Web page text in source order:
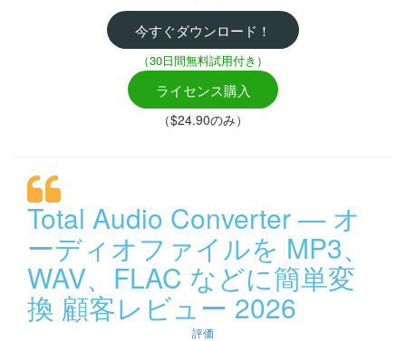
今すぐダウンロード！
（30日間無料試用付き）
ライセンス購入
（$24.90のみ）
Total Audio Converter — オ
ーディオファイルを MP3、
WAV、FLAC などに簡単変
換 顧客レビュー 2026
評価